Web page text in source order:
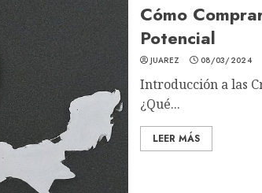
Cómo
Potencial
JUAREZ 08/03/2024
Introducción a las
¿Qué...
LEER MÁS